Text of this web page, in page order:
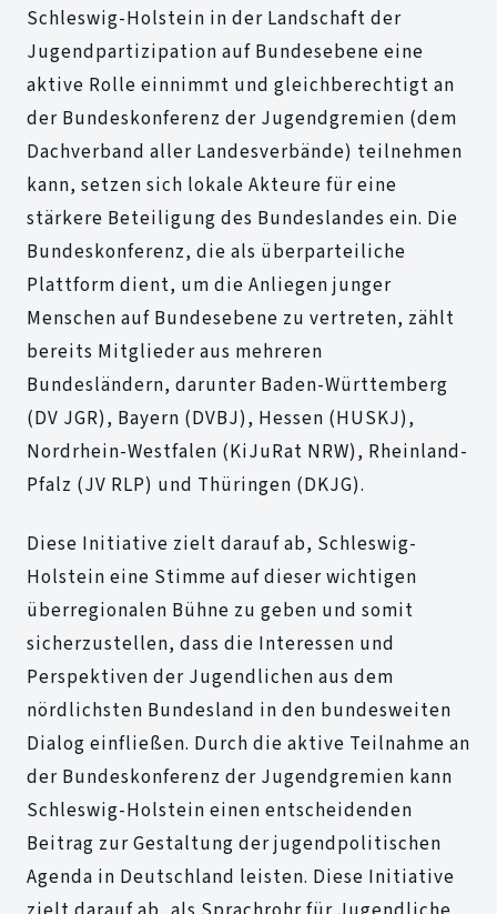
Schleswig-Holstein in der Landschaft der
Jugendpartizipation auf Bundesebene eine
aktive Rolle einnimmt und gleichberechtigt an
der Bundeskonferenz der Jugendgremien (dem
Dachverband aller Landesverbände) teilnehmen
kann, setzen sich lokale Akteure für eine
stärkere Beteiligung des Bundeslandes ein. Die
Bundeskonferenz, die als überparteiliche
Plattform dient, um die Anliegen junger
Menschen auf Bundesebene zu vertreten, zählt
bereits Mitglieder aus mehreren
Bundesländern, darunter Baden-Württemberg
(DV JGR), Bayern (DVBJ), Hessen (HUSKJ),
Nordrhein-Westfalen (KiJuRat NRW), Rheinland-
Pfalz (JV RLP) und Thüringen (DKJG).
Diese Initiative zielt darauf ab, Schleswig-
Holstein eine Stimme auf dieser wichtigen
überregionalen Bühne zu geben und somit
sicherzustellen, dass die Interessen und
Perspektiven der Jugendlichen aus dem
nördlichsten Bundesland in den bundesweiten
Dialog einfließen. Durch die aktive Teilnahme an
der Bundeskonferenz der Jugendgremien kann
Schleswig-Holstein einen entscheidenden
Beitrag zur Gestaltung der jugendpolitischen
Agenda in Deutschland leisten. Diese Initiative